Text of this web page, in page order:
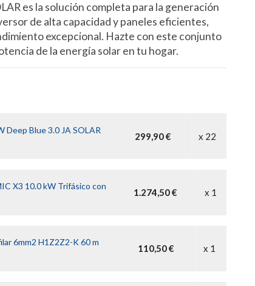
es la solución completa para la generación
de alta capacidad y paneles eficientes,
excepcional. Hazte con este conjunto
de la energía solar en tu hogar.
Deep Blue 3.0 JA SOLAR
299,90 € x 22
X3 10.0 kW Trifásico con
1.274,50 € x 1
6mm2 H1Z2Z2-K 60 m
110,50 € x 1